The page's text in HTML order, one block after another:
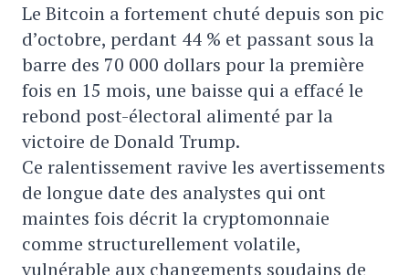
Le Bitcoin a fortement chuté depuis son pic
d’octobre, perdant 44 % et passant sous la
barre des 70 000 dollars pour la première
fois en 15 mois, une baisse qui a effacé le
rebond post-électoral alimenté par la
victoire de Donald Trump.
Ce ralentissement ravive les avertissements
de longue date des analystes qui ont
maintes fois décrit la cryptomonnaie
comme structurellement volatile,
vulnérable aux changements soudains de